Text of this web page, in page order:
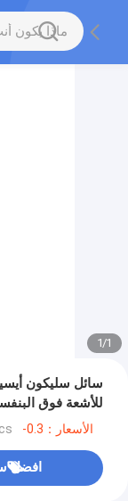
1
/
1
للأشعة فوق
الأسعار：0.3-0.8usd
افضل